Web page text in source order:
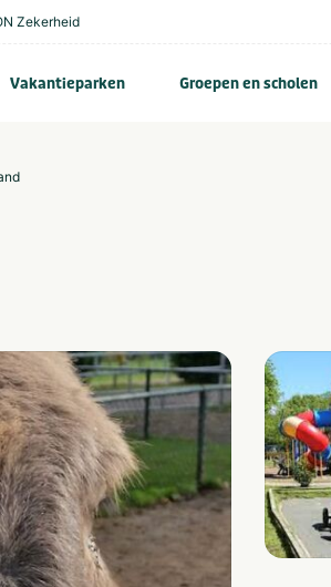
Zekerheid
Vakantieparken Groepen en scholen